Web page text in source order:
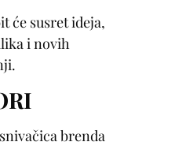
će susret ideja,
i novih
brenda